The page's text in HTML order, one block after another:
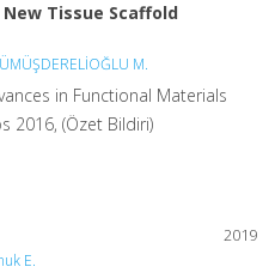
Tissue Scaffold
M.
in Functional Materials
2016, (Özet Bildiri)
2019
E.